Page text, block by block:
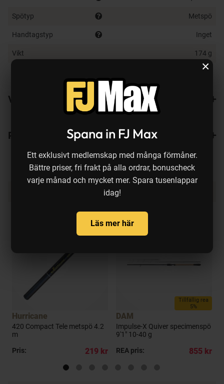
Spana in FJ Max
Ett exklusivt medlemskap med många förmåner.
Bättre priser, fri frakt på alla ordrar, bonuscheck
varje månad och mycket mer. Spara tusenlappar
idag!
Läs mer här
×
Spötyp Metspö
Handtagstyp Inget
Vikt 174 g
Blå, Svart, Vit
Varianter
Recensioner
Produkten köps ofta ihop med:
Hurricane
420 Compact Tele metspö 4.2
m
Pris:
219 kr
Tillfällig rea
5%
DAM
Impulse-X Quiver specimenspö
9'1" 10-40 g
REA pris:
855 kr